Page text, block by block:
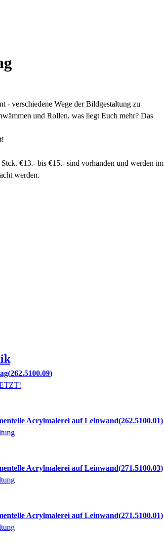
- verschiedene Wege der Bildgestaltung zu
und Rollen, was liegt Euch mehr? Das
€13.- bis €15.- sind vorhanden und werden im
werden.
262.5100.09
Acrylmalerei auf Leinwand 262.5100.01
Acrylmalerei auf Leinwand 271.5100.03
Acrylmalerei auf Leinwand 271.5100.01